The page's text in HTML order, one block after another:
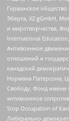
Германское
Эберта, XZ gGmbH,
и миротворчества,
International
Антивоенное
отношений и
канадский
Нормана Патерсона,
Свободу, Фонд имени
антивоенное
Stop Occupation of
Либерально-